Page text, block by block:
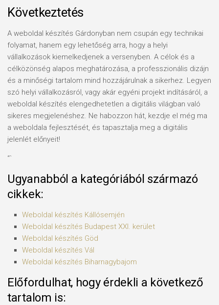
Következtetés
A weboldal készítés Gárdonyban nem csupán egy technikai
folyamat, hanem egy lehetőség arra, hogy a helyi
vállalkozások kiemelkedjenek a versenyben. A célok és a
célközönség alapos meghatározása, a professzionális dizájn
és a minőségi tartalom mind hozzájárulnak a sikerhez. Legyen
szó helyi vállalkozásról, vagy akár egyéni projekt indításáról, a
weboldal készítés elengedhetetlen a digitális világban való
sikeres megjelenéshez. Ne habozzon hát, kezdje el még ma
a weboldala fejlesztését, és tapasztalja meg a digitális
jelenlét előnyeit!
“`
Ugyanabból a kategóriából származó
cikkek:
Weboldal készítés​ Kállósemjén
Weboldal készítés​ Budapest XXI. kerület
Weboldal készítés​ Göd
Weboldal készítés​ Vál
Weboldal készítés​ Biharnagybajom
Előfordulhat, hogy érdekli a következő
tartalom is: